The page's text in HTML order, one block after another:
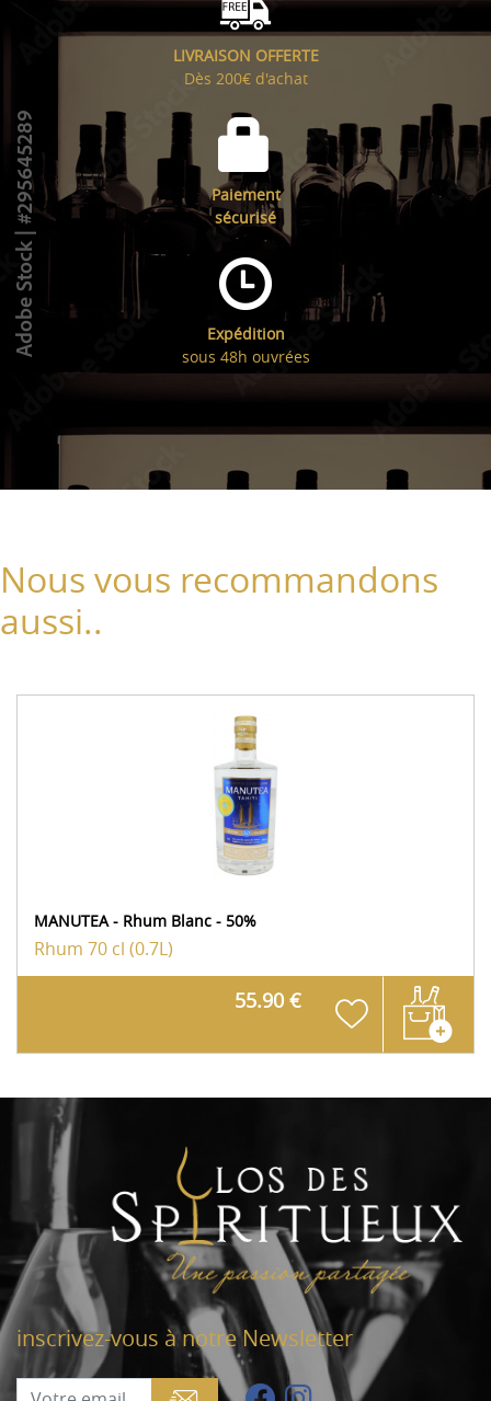
LIVRAISON OFFERTE
Dès 200€ d'achat
Paiement
sécurisé
Expédition
sous 48h ouvrées
Nous vous recommandons
aussi..
MANUTEA - Rhum Blanc - 50%
Rhum 70 cl (0.7L)
55.90 €
inscrivez-vous à notre Newsletter